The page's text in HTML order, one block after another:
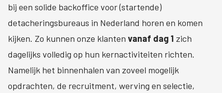
bij een solide backoffice voor (startende)
detacheringsbureaus in Nederland horen en komen
kijken. Zo kunnen onze klanten vanaf dag 1 zich
dagelijks volledig op hun kernactiviteiten richten.
Namelijk het binnenhalen van zoveel mogelijk
opdrachten, de recruitment, werving en selectie,